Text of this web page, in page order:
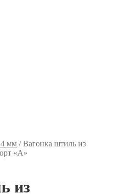
мм /Вагонка штиль из
«А»
из